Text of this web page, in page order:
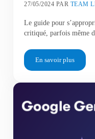
27/05/2024 PAR TEAM
Le guide pour
critiqué, parfois même
En savoir plus
Repenser